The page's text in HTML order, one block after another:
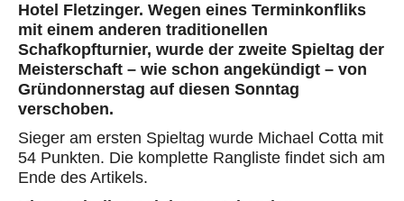
Hotel Fletzinger. Wegen eines Terminkonfliks
mit einem anderen traditionellen
Schafkopfturnier, wurde der zweite Spieltag der
Meisterschaft – wie schon angekündigt – von
Gründonnerstag auf diesen Sonntag
verschoben.
Sieger am ersten Spieltag wurde Michael Cotta mit
54 Punkten. Die komplette Rangliste findet sich am
Ende des Artikels.